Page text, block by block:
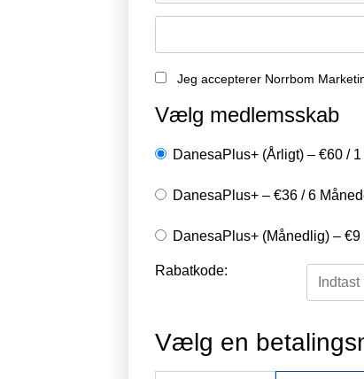
Jeg accepterer Norrbom
Vælg medlemsskab
DanesaPlus+ (Årligt) – €60 /
DanesaPlus+ – €36 /6
DanesaPlus+ (Månedlig) – €9
Rabatkode:
Vælg en